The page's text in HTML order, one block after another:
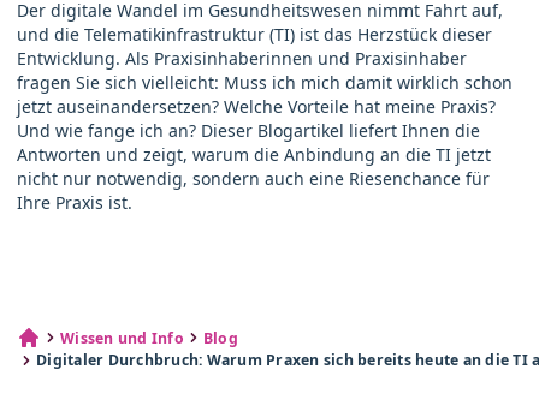
Der digitale Wandel im Gesundheitswesen nimmt Fahrt auf,
und die Telematikinfrastruktur (TI) ist das Herzstück dieser
Entwicklung. Als Praxisinhaberinnen und Praxisinhaber
fragen Sie sich vielleicht: Muss ich mich damit wirklich schon
jetzt auseinandersetzen? Welche Vorteile hat meine Praxis?
Und wie fange ich an? Dieser Blogartikel liefert Ihnen die
Antworten und zeigt, warum die Anbindung an die TI jetzt
nicht nur notwendig, sondern auch eine Riesenchance für
Ihre Praxis ist.
Wissen und Info
Blog
Digitaler Durchbruch: Warum Praxen sich bereits heute an die TI